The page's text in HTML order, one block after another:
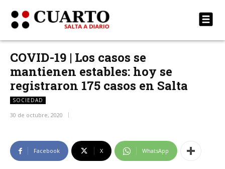
COVID-19 | Los casos se
mantienen estables: hoy se
registraron 175 casos en Salta
SOCIEDAD
30 de octubre, 2020
Facebook X WhatsApp